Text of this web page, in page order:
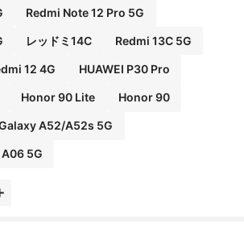
Redmi Note 12 Pro 5G
レッドミ14C Redmi 13C 5G
12 4G HUAWEI P30 Pro
Honor 90 Lite Honor 90
A52/A52s 5G
5G